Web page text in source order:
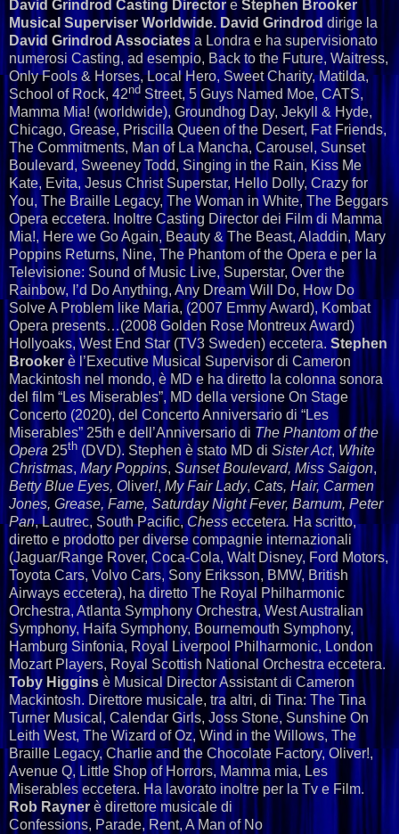
David Grindrod Casting Director e Stephen Brooker
Musical Superviser Worldwide. David Grindrod dirige la
David Grindrod Associates a Londra e ha supervisionato
numerosi Casting, ad esempio, Back to the Future, Waitress,
Only Fools & Horses, Local Hero, Sweet Charity, Matilda,
School of Rock, 42nd Street, 5 Guys Named Moe, CATS,
Mamma Mia! (worldwide), Groundhog Day, Jekyll & Hyde,
Chicago, Grease, Priscilla Queen of the Desert, Fat Friends,
The Commitments, Man of La Mancha, Carousel, Sunset
Boulevard, Sweeney Todd, Singing in the Rain, Kiss Me
Kate, Evita, Jesus Christ Superstar, Hello Dolly, Crazy for
You, The Braille Legacy, The Woman in White, The Beggars
Opera eccetera. Inoltre Casting Director dei Film di Mamma
Mia!, Here we Go Again, Beauty & The Beast, Aladdin, Mary
Poppins Returns, Nine, The Phantom of the Opera e per la
Televisione: Sound of Music Live, Superstar, Over the
Rainbow, I’d Do Anything, Any Dream Will Do, How Do
Solve A Problem like Maria, (2007 Emmy Award), Kombat
Opera presents…(2008 Golden Rose Montreux Award)
Hollyoaks, West End Star (TV3 Sweden) eccetera. Stephen
Brooker è l’Executive Musical Supervisor di Cameron
Mackintosh nel mondo, è MD e ha diretto la colonna sonora
del film “Les Miserables”, MD della versione On Stage
Concerto (2020), del Concerto Anniversario di “Les
Miserables” 25th e dell’Anniversario di The Phantom of the
Opera 25th (DVD). Stephen è stato MD di Sister Act, White
Christmas, Mary Poppins, Sunset Boulevard, Miss Saigon,
Betty Blue Eyes, O liver!, My Fair Lady, Cats, Hair, Carmen
Jones, Grease, Fame, Saturday Night Fever, Barnum, Peter
Pan, Lautrec, South Pacific,Chesseccetera. Ha scritto,
diretto e prodotto per diverse compagnie internazionali
(Jaguar/Range Rover, Coca-Cola, Walt Disney, Ford Motors,
Toyota Cars, Volvo Cars, Sony Eriksson, BMW, British
Airways eccetera), ha diretto The Royal Philharmonic
Orchestra, Atlanta Symphony Orchestra, West Australian
Symphony, Haifa Symphony, Bournemouth Symphony,
Hamburg Sinfonia, Royal Liverpool Philharmonic, London
Mozart Players, Royal Scottish National Orchestra eccetera.
Toby Higgins è Musical Director Assistant di Cameron
Mackintosh. Direttore musicale, tra altri, di Tina: The Tina
Turner Musical, Calendar Girls, Joss Stone, Sunshine On
Leith West, The Wizard of Oz, Wind in the Willows, The
Braille Legacy, Charlie and the Chocolate Factory, Oliver!,
Avenue Q, Little Shop of Horrors, Mamma mia, Les
Miserables eccetera. Ha lavorato inoltre per la Tv e Film.
Rob Rayner è direttore musicale di
Confessions, Parade, Rent, A Man of No